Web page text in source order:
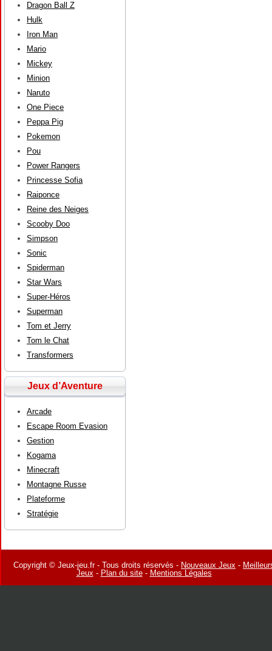
Dragon Ball Z
Hulk
Iron Man
Mario
Mickey
Minion
Naruto
One Piece
Peppa Pig
Pokemon
Pou
Power Rangers
Princesse Sofia
Raiponce
Reine des Neiges
Scooby Doo
Simpson
Sonic
Spiderman
Star Wars
Super-Héros
Superman
Tom et Jerry
Tom le Chat
Transformers
Jeux d’Aventure
Arcade
Escape Room Evasion
Gestion
Kogama
Minecraft
Montagne Russe
Plateforme
Stratégie
Copyright © Jeux-jeu.fr - Tous droits réservés - Nouveaux Jeux -
Jeux- Plan du site- Mentions Légales